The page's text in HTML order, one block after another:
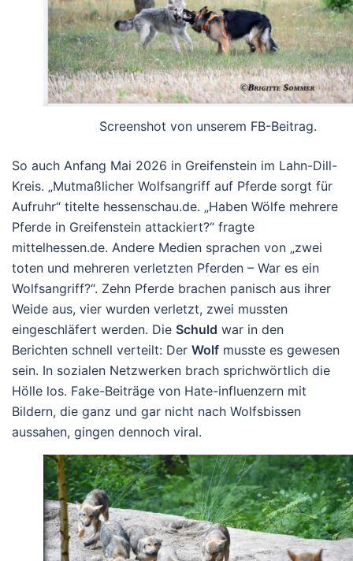
Screenshot von unserem FB-Beitrag.
So auch Anfang Mai 2026 in Greifenstein im Lahn-Dill-
Kreis. „Mutmaßlicher Wolfsangriff auf Pferde sorgt für
Aufruhr“ titelte hessenschau.de. „Haben Wölfe mehrere
Pferde in Greifenstein attackiert?“ fragte
mittelhessen.de. Andere Medien sprachen von „zwei
toten und mehreren verletzten Pferden – War es ein
Wolfsangriff?“. Zehn Pferde brachen panisch aus ihrer
Weide aus, vier wurden verletzt, zwei mussten
eingeschläfert werden. Die Schuld war in den
Berichten schnell verteilt: Der Wolf musste es gewesen
sein. In sozialen Netzwerken brach sprichwörtlich die
Hölle los. Fake-Beiträge von Hate-influenzern mit
Bildern, die ganz und gar nicht nach Wolfsbissen
aussahen, gingen dennoch viral.